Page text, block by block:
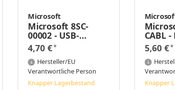
Microsoft
Microsoft 8SC-
00002 - USB-
Receiver - 1,9 g -
Schwarz
4,70 €*
Hersteller/EU
Verantwortliche Person
Knapper Lagerbestand
CABL
(D-
-
1920 x
5,60 €*
Knapper